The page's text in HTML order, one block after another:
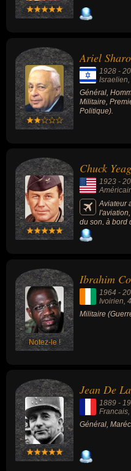
Ariel
1928 -
Israelien
Général,
Militaire,
Politique).
Chuck
1923 -
Aviateur
du son, à bord
1947.
Notez-le !
Ibrahim
1964 -
Ivoirien ,
Militaire
Jean De
1889 -
Francais
Général,